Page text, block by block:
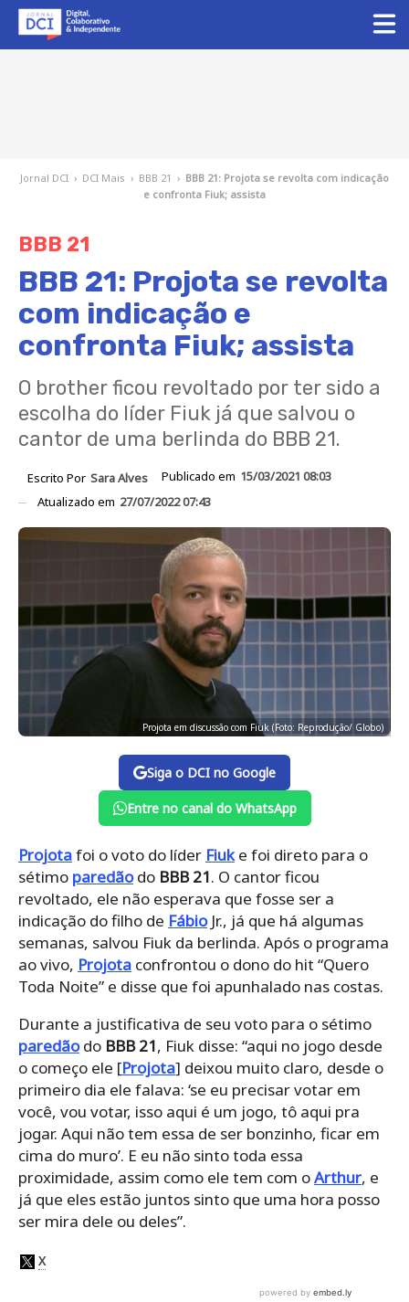
Jornal DCI › DCI Mais › BBB 21 › BBB 21: Projota se revolta com indicação
e confronta Fiuk; assista
BBB 21
BBB 21: Projota se revolta
com indicação e
confronta Fiuk; assista
O brother ficou revoltado por ter sido a
escolha do líder Fiuk já que salvou o
cantor de uma berlinda do BBB 21.
Escrito Por Sara Alves Publicado em 15/03/2021 08:03
Atualizado em 27/07/2022 07:43
Projota em discussão com Fiuk (Foto: Reprodução/ Globo)
Siga o DCI no Google
Entre no canal do WhatsApp
Projotafoi o voto do líder Fiuke foi direto para o
sétimo paredãodo BBB 21. O cantor ficou
revoltado, ele não esperava que fosse ser a
indicação do filho de FábioJr., já que há algumas
semanas, salvou Fiuk da berlinda. Após o programa
ao vivo, Projota confrontou o dono do hit “Quero
Toda Noite” e disse que foi apunhalado nas costas.
Durante a justificativa de seu voto para o sétimo
paredãodo BBB 21, Fiuk disse: “aqui no jogo desde
o começo ele [Projota] deixou muito claro, desde o
primeiro dia ele falava: ‘se eu precisar votar em
você, vou votar, isso aqui é um jogo, tô aqui pra
jogar. Aqui não tem essa de ser bonzinho, ficar em
cima do muro’. E eu não sinto toda essa
proximidade, assim como ele tem com oArthur, e
já que eles estão juntos sinto que uma hora posso
ser mira dele ou deles”.